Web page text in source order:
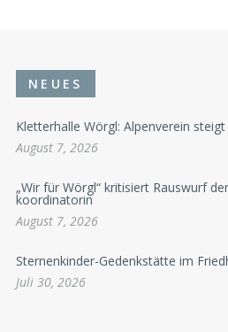
NEUES
Kletterhalle Wörgl: Alpenverein steigt
August 7, 2026
„Wir für Wörgl“ kritisiert Rauswurf
koordinatorin
August 7, 2026
Sternenkinder-Gedenkstätte im
Juli 30, 2026